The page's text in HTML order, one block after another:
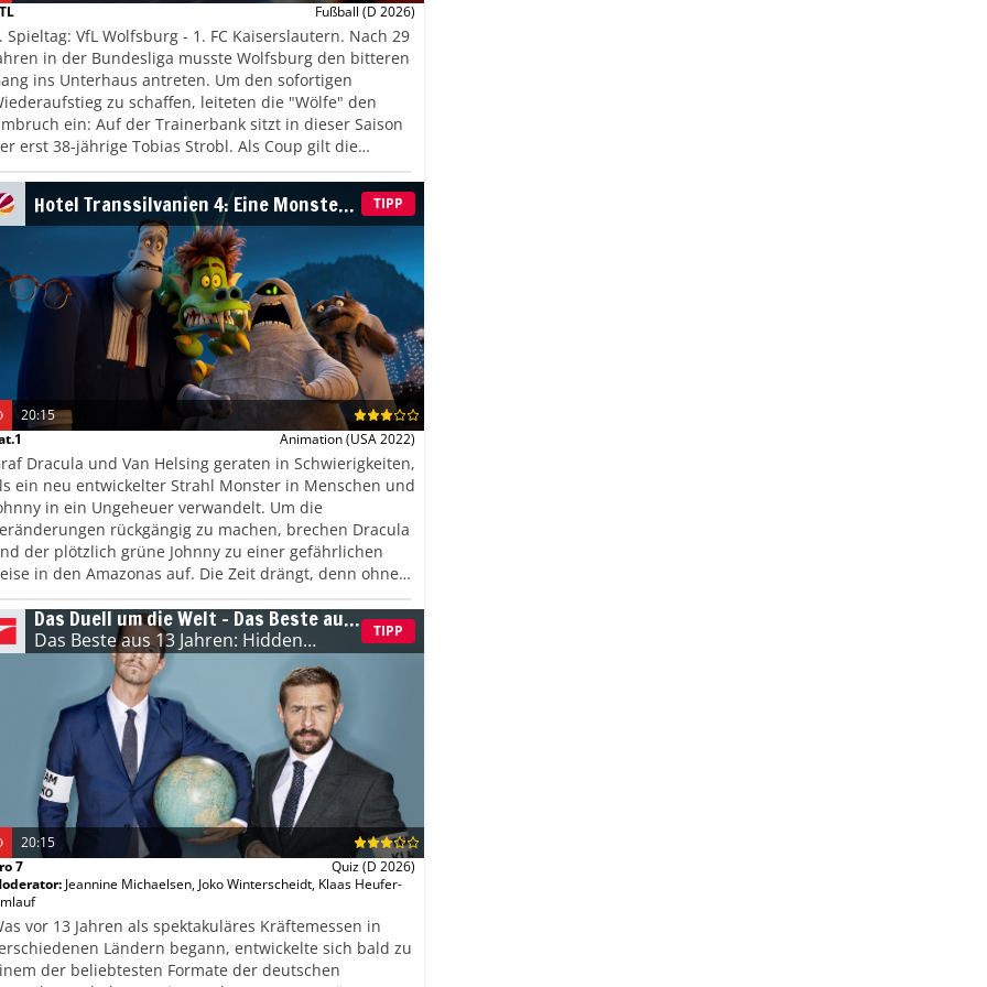
Fußball (D 2026)
Spieltag: VfL Wolfsburg - 1. FC Kaiserslautern. Nach 29
in der Bundesliga musste Wolfsburg den bitteren
ins Unterhaus antreten. Um den sofortigen
zu schaffen, leiteten die "Wölfe" den
ein: Auf der Trainerbank sitzt in dieser Saison
erst 38-jährige Tobias Strobl. Als Coup gilt die
von Fabian Reese: Der Ex-Kapitän von
BSC galt im vergangenen Jahr als einer der
Akteure der 2. Liga und war mit zehn Toren und
13 Vorlagen überdies der zweitbeste Scorer.
Hotel Transsilvanien 4: Eine Monster
Verwandlung
TIPP
20:15
Animation(USA 2022)
Dracula und Van Helsing geraten in Schwierigkeiten,
ein neu entwickelter Strahl Monster in Menschen und
in ein Ungeheuer verwandelt. Um die
rückgängig zu machen, brechen Dracula
der plötzlich grüne Johnny zu einer gefährlichen
in den Amazonas auf. Die Zeit drängt, denn ohne
könnten ihre neuen Gestalten dauerhaft
Das Duell um die Welt – Das Beste aus
13 Jahren: Hidden Champions
Das Beste aus 13 Jahren: Hidden
Champions(E: 12/12)
TIPP
20:15
7
Quiz(D 2026)
: Jeannine Michaelsen, Joko Winterscheidt, Klaas Heufer-
vor 13 Jahren als spektakuläres Kräftemessen in
Ländern begann, entwickelte sich bald zu
der beliebtesten Formate der deutschen